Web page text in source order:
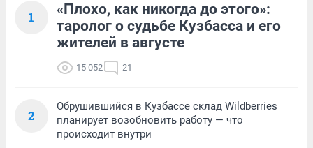
1
«Плохо, как никогда до этого»:
таролог о судьбе Кузбасса и его
жителей в августе
15 052 21
2
Обрушившийся в Кузбассе склад Wildberries
планирует возобновить работу — что
происходит внутри